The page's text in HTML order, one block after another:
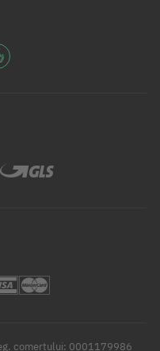
comerțului: 0001179986